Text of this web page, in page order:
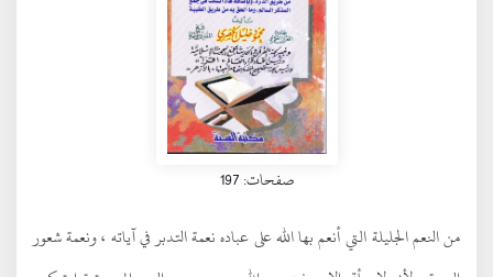
صفحات: 197
من النعم الجليلة التي أنعم بها الله على عباده نعمة التدبر في آياته ، ونعمة شعور